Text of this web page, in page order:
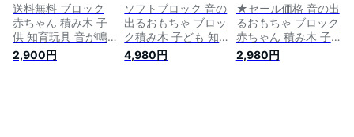
送料無料 ブロック
赤ちゃん 積み木 子
供 知育玩具 音が鳴
る 柔らかい お風呂
遊び 数字 動物 牛 男
2,900円
ソフトブロック 音の
出るおもちゃ ブロッ
ク積み木 子ども 知
育玩具 お風呂遊び
赤ちゃん 音が鳴る
4,980円
★セール価格 音の出
るおもちゃ ブロック
赤ちゃん 積み木 子
供 知育玩具 音が鳴
る 柔らかい お風呂
2,980円